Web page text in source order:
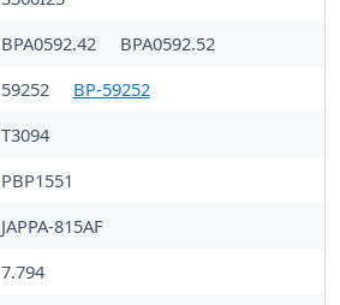
BPA0592.42
BPA0592.52
59252
BP-59252
T3094
PBP1551
JAPPA-815AF
7.794